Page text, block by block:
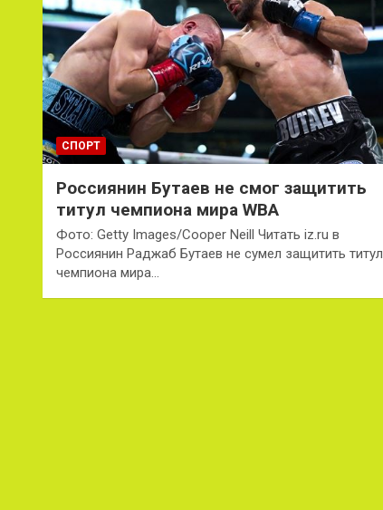
СПОРТ
Россиянин Бутаев не смог защитить
титул чемпиона мира WBA
Фото: Getty Images/Cooper Neill Читать iz.ru в
Россиянин Раджаб Бутаев не сумел защитить титул
чемпиона мира…